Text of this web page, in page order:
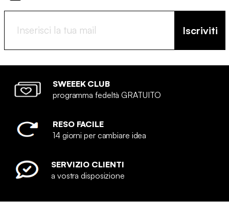
Iscriviti
SWEEEK CLUB
programma fedeltà GRATUITO
RESO FACILE
14 giorni per cambiare idea
SERVIZIO CLIENTI
a vostra disposizione